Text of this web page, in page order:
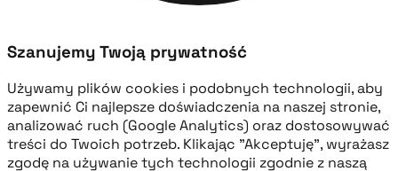
Szanujemy Twoją prywatność
Używamy plików cookies i podobnych technologii, aby
zapewnić Ci najlepsze doświadczenia na naszej stronie,
analizować ruch (Google Analytics) oraz dostosowywać
treści do Twoich potrzeb. Klikając "Akceptuję", wyrażasz
zgodę na używanie tych technologii zgodnie z naszą